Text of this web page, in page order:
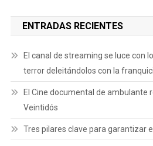
ENTRADAS RECIENTES
El canal de streaming se luce con
terror deleitándolos con la
El Cine documental de ambulante
Veintidós
Tres pilares clave para garantizar